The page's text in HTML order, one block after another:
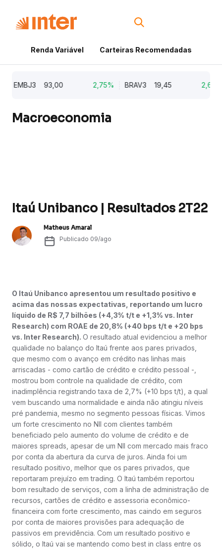
Renda Variável Carteiras Recomendadas
EMBJ3 93,00 2,75% BRAV3 19,45 2,64%
Macroeconomia
Itaú Unibanco | Resultados 2T22
Matheus Amaral
Publicado 09/ago
O Itaú Unibanco apresentou um resultado positivo e
acima das nossas expectativas, reportando um lucro
líquido de R$ 7,7 bilhões (+4,3% t/t e +1,3% vs. Inter
Research) com ROAE de 20,8% (+40 bps t/t e +20 bps
vs. Inter Research). O resultado atual evidenciou a melhor
qualidade no balanço do Itaú frente aos pares privados,
que mesmo com o avanço em crédito nas linhas mais
arriscadas - como cartão de crédito e crédito pessoal -,
mostrou bom controle na qualidade de crédito, com
inadimplência registrando taxa de 2,7% (+10 bps t/t), a qual
vem buscando uma normalidade e ainda não atingiu níveis
pré pandemia, mesmo no segmento pessoas físicas. Vimos
um forte crescimento no NII com clientes também
beneficiado pelo aumento do volume de crédito e de
maiores spreads, apesar de um NII com mercado mais fraco
por conta da abertura da curva de juros. Ainda foi um
resultado positivo, melhor que os pares privados, que
reportaram prejuízo em trading. O Itaú também reportou
bom resultado de serviços, com a linha de administração de
recursos, cartões de crédito e assessoria econômico-
financeira com forte crescimento, mas caindo em seguros
por conta de maiores provisões para adequação de
passivos em previdência. Com um resultado positivo e
sólido, o Itaú vai se mantendo como best in class entre os